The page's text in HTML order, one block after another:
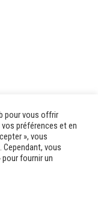
pour vous offrir
préférences et en
», vous
vous
fournir un